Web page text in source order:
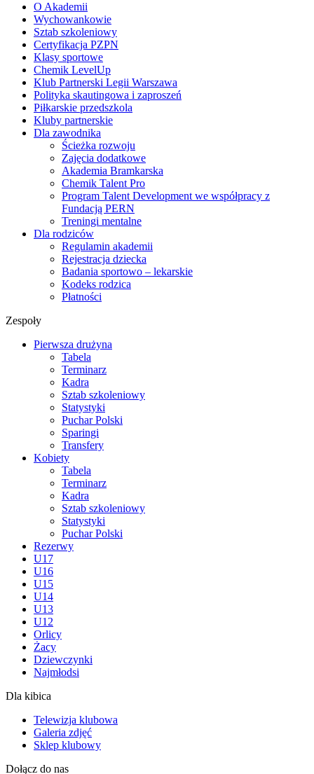
O Akademii
Wychowankowie
Sztab szkoleniowy
Certyfikacja PZPN
Klasy sportowe
Chemik LevelUp
Klub Partnerski Legii Warszawa
Polityka skautingowa i zaproszeń
Piłkarskie przedszkola
Kluby partnerskie
Dla zawodnika
Ścieżka rozwoju
Zajęcia dodatkowe
Akademia Bramkarska
Chemik Talent Pro
Program Talent Development we współpracy z
Fundacją PERN
Treningi mentalne
Dla rodziców
Regulamin akademii
Rejestracja dziecka
Badania sportowo – lekarskie
Kodeks rodzica
Płatności
Zespoły
Pierwsza drużyna
Tabela
Terminarz
Kadra
Sztab szkoleniowy
Statystyki
Puchar Polski
Sparingi
Transfery
Kobiety
Tabela
Terminarz
Kadra
Sztab szkoleniowy
Statystyki
Puchar Polski
Rezerwy
U17
U16
U15
U14
U13
U12
Orlicy
Żacy
Dziewczynki
Najmłodsi
Dla kibica
Telewizja klubowa
Galeria zdjęć
Sklep klubowy
Dołącz do nas